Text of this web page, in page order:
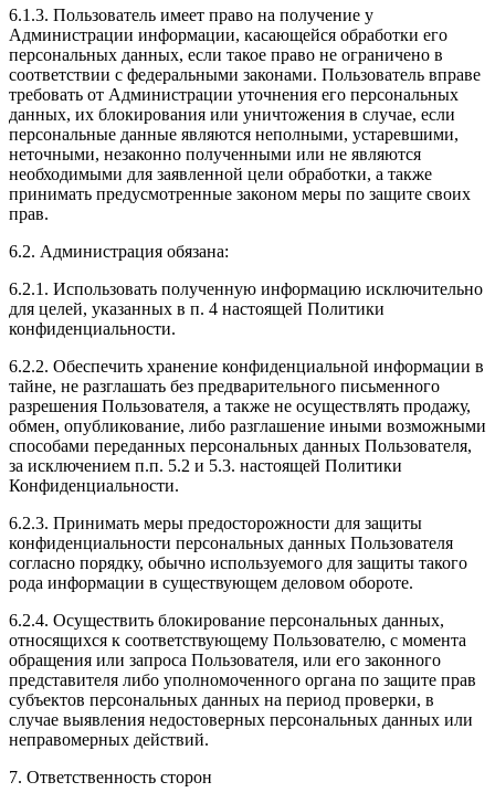
6.1.3. Пользователь имеет право на получение у
Администрации информации, касающейся обработки его
персональных данных, если такое право не ограничено в
соответствии с федеральными законами. Пользователь вправе
требовать от Администрации уточнения его персональных
данных, их блокирования или уничтожения в случае, если
персональные данные являются неполными, устаревшими,
неточными, незаконно полученными или не являются
необходимыми для заявленной цели обработки, а также
принимать предусмотренные законом меры по защите своих
прав.
6.2. Администрация обязана:
6.2.1. Использовать полученную информацию исключительно
для целей, указанных в п. 4 настоящей Политики
конфиденциальности.
6.2.2. Обеспечить хранение конфиденциальной информации в
тайне, не разглашать без предварительного письменного
разрешения Пользователя, а также не осуществлять продажу,
обмен, опубликование, либо разглашение иными возможными
способами переданных персональных данных Пользователя,
за исключением п.п. 5.2 и 5.3. настоящей Политики
Конфиденциальности.
6.2.3. Принимать меры предосторожности для защиты
конфиденциальности персональных данных Пользователя
согласно порядку, обычно используемого для защиты такого
рода информации в существующем деловом обороте.
6.2.4. Осуществить блокирование персональных данных,
относящихся к соответствующему Пользователю, с момента
обращения или запроса Пользователя, или его законного
представителя либо уполномоченного органа по защите прав
субъектов персональных данных на период проверки, в
случае выявления недостоверных персональных данных или
неправомерных действий.
7. Ответственность сторон